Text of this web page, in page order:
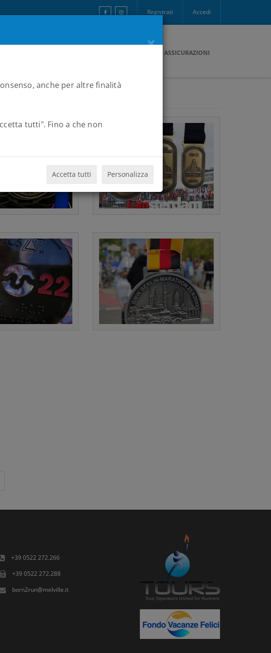
Registrati Accedi
ASSICURAZIONI
+39 0522 272.266
+39 0522 272.288
born2run@melville.it
×
anche per altre finalità
tutti". Fino a che non
Accetta tutti Personalizza